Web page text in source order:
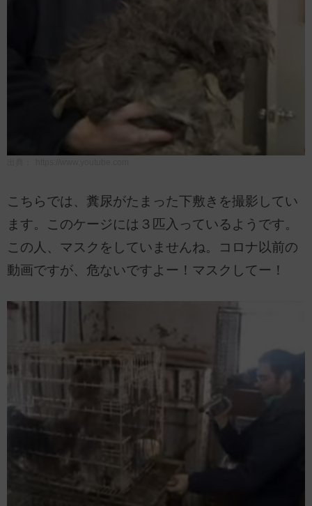
こちらでは、糞尿がたまった下敷きを撮影してい
ます。このケージには３匹入っているようです。
この人、マスクをしていませんね。コロナ以前の
動画ですが、危ないですよー！マスクしてー！